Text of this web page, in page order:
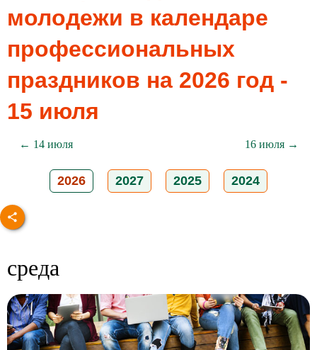
молодежи в календаре
профессиональных
праздников на 2026 год -
15 июля
← 14 июля 16 июля →
2026 2027 2025 2024
среда